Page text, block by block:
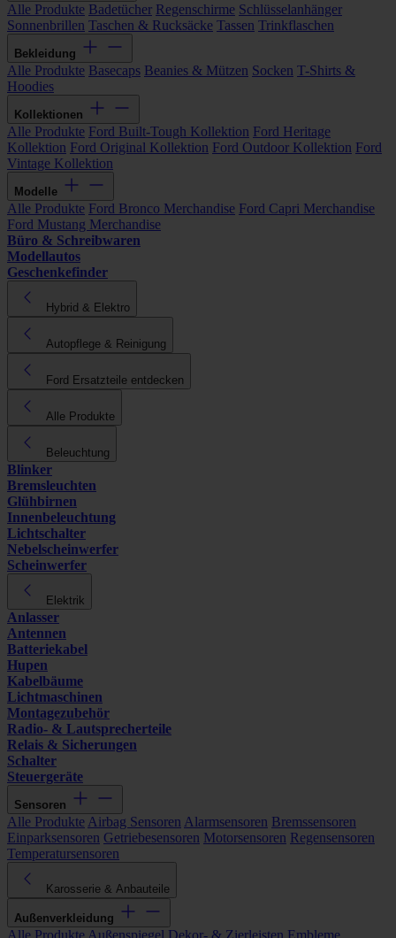
Alle Produkte Badetücher Regenschirme Schlüsselanhänger
Sonnenbrillen Taschen & Rucksäcke Tassen Trinkflaschen
Bekleidung
Alle Produkte Basecaps Beanies & Mützen Socken T-Shirts &
Hoodies
Kollektionen
Alle Produkte Ford Built-Tough Kollektion Ford Heritage
Kollektion Ford Original Kollektion Ford Outdoor Kollektion Ford
Vintage Kollektion
Modelle
Alle Produkte Ford Bronco Merchandise Ford Capri Merchandise
Ford Mustang Merchandise
Büro & Schreibwaren
Modellautos
Geschenkefinder
Hybrid & Elektro
Autopflege & Reinigung
Ford Ersatzteile entdecken
Alle Produkte
Beleuchtung
Blinker
Bremsleuchten
Glühbirnen
Innenbeleuchtung
Lichtschalter
Nebelscheinwerfer
Scheinwerfer
Elektrik
Anlasser
Antennen
Batteriekabel
Hupen
Kabelbäume
Lichtmaschinen
Montagezubehör
Radio- & Lautsprecherteile
Relais & Sicherungen
Schalter
Steuergeräte
Sensoren
Alle Produkte Airbag Sensoren Alarmsensoren Bremssensoren
Einparksensoren Getriebesensoren Motorsensoren Regensensoren
Temperatursensoren
Karosserie & Anbauteile
Außenverkleidung
Alle Produkte Außenspiegel Dekor- & Zierleisten Embleme